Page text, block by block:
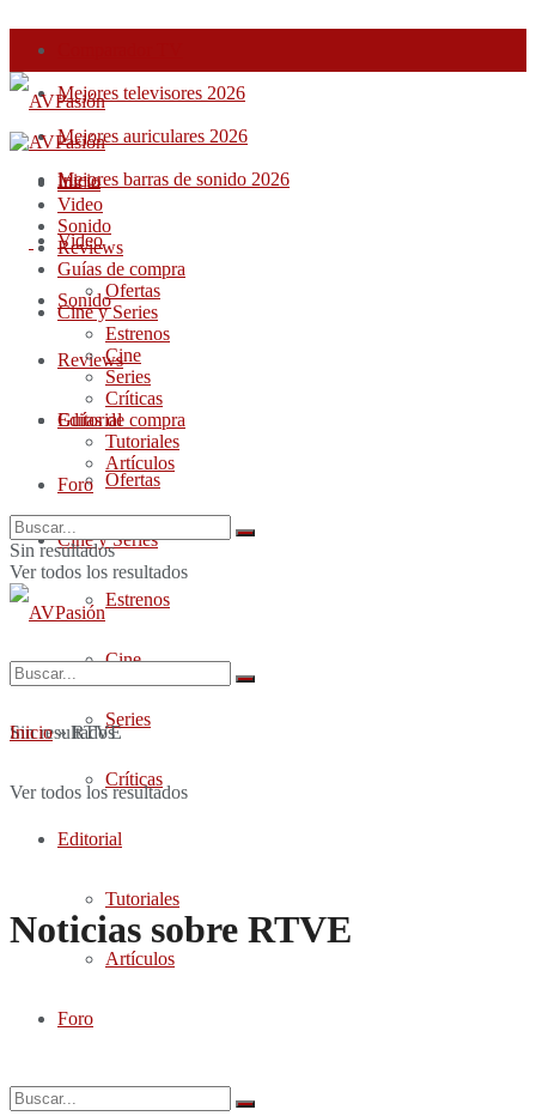
Mejores televisores 2026
Mejores auriculares 2026
Mejores barras de sonido 2026
Inicio
Video
Sonido
Reviews
Guías de compra
Ofertas
Cine y Series
Estrenos
Cine
Series
Críticas
Editorial
Tutoriales
Artículos
Foro
Inicio
Video
Sonido
Reviews
Guías de compra
Ofertas
Cine y Series
Estrenos
Cine
Series
Críticas
Editorial
Tutoriales
Artículos
Foro
Sin resultados
Ver todos los resultados
Sin resultados
Ver todos los resultados
Inicio»RTVE
Noticias sobre RTVE